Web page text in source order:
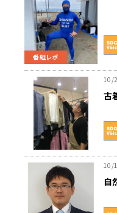
番組レポ
10/
古
10/
自